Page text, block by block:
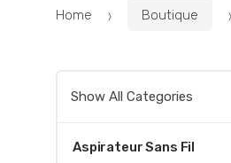
Home Boutique
Show All Categories
Aspirateur Sans Fil